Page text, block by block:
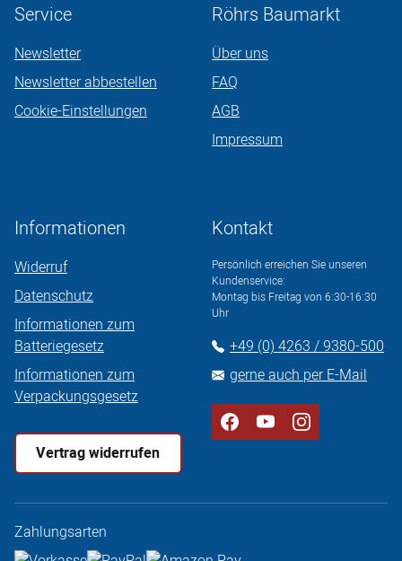
Service
Newsletter
Newsletter abbestellen
Cookie-Einstellungen
Röhrs Baumarkt
Über uns
FAQ
AGB
Impressum
Informationen
Widerruf
Datenschutz
Informationen zum
Batteriegesetz
Informationen zum
Verpackungsgesetz
Vertrag widerrufen
Kontakt
Persönlich erreichen Sie unseren
Kundenservice:
Montag bis Freitag von 6:30-16:30
Uhr
+49 (0) 4263 / 9380-500
gerne auch per E-Mail
Zahlungsarten